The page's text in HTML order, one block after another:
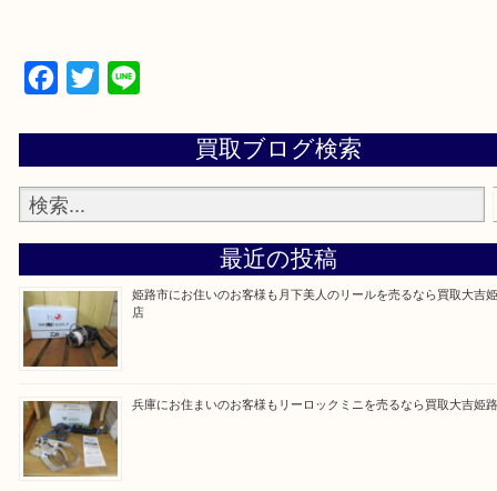
るよう丁寧に査定いたします！